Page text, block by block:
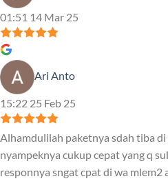
01:51 14 Mar 25
Ari Anto
15:22 25 Feb 25
Alhamdulilah paketnya sdah tiba
nyampeknya cukup cepat yang q
responnya sngat cpat di wa mlem2